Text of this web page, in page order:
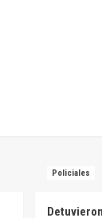
Policiales